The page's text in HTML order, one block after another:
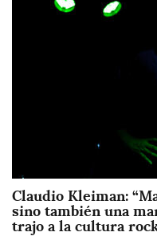
Claudio Kleiman:
sino también una
trajo a la cultura